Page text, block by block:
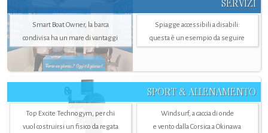
SERVIZI
Smart Boat Owner, la barca
condivisa ha un mare di vantaggi
Spiagge accessibili a disabili:
questa è un esempio da seguire
SPORT & ALLENAMENTO
Top Excite Technogym, per chi
vuol costruirsi un fisico da regata
Windsurf, a caccia di onde
e vento dalla Corsica a Okinawa